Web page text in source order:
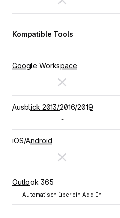
Kompatible Tools
Google Workspace
Ausblick 2013/2016/2019
-
iOS/Android
Outlook 365
Automatisch über ein Add-In